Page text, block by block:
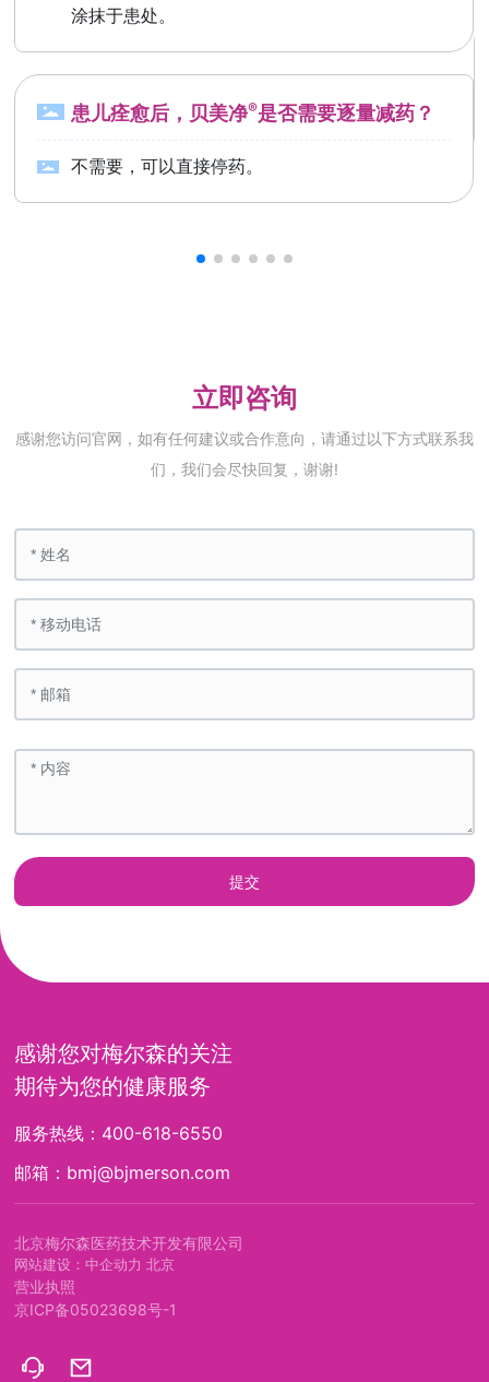
涂抹于患处。
患儿痊愈后，贝美净®是否需要逐量减药？
不需要，可以直接停药。
立即咨询
感谢您访问官网，如有任何建议或合作意向，请通过以下方式联系我
们，我们会尽快回复，谢谢!
提交
感谢您对梅尔森的关注
期待为您的健康服务
服务热线： 400-618-6550
邮箱： bmj@bjmerson.com
北京梅尔森医药技术开发有限公司
网站建设：中企动力 北京
营业执照
京ICP备05023698号-1